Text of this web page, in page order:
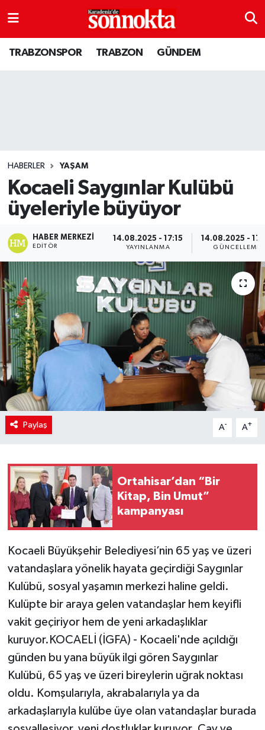
TRABZONSPOR TRABZON GÜNDEM
HABERLER YAŞAM
Kocaeli Saygınlar Kulübü
üyeleriyle büyüyor
HABER MERKEZI
EDITÖR
14.08.2025 - 17:15
YAYINLANMA
14.08.2025 -
GÜNCELLEME
Paylaş A- A+
Ortahisar’dan “Bir
Kitap, Bin Umut”
kampanyası
Kocaeli Büyükşehir Belediyesi’nin 65 yaş ve üzeri
vatandaşlara yönelik hayata geçirdiği Saygınlar
Kulübü, sosyal yaşamın merkezi haline geldi.
Kulüpte bir araya gelen vatandaşlar hem keyifli
vakit geçiriyor hem de yeni arkadaşlıklar
kuruyor.KOCAELİ (İGFA) - Kocaeli'nde açıldığı
günden bu yana büyük ilgi gören Saygınlar
Kulübü, 65 yaş ve üzeri bireylerin uğrak noktası
oldu. Komşularıyla, akrabalarıyla ya da
arkadaşlarıyla kulübe üye olan vatandaşlar burada
GÜNDEM
Kültür sanat
SİYASET
Teknoloji
TRABZON
TRABZONSPOR
Yaşam
Son Dakika Haberleri
Haber Arşivi